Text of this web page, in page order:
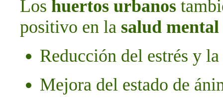
Los huertos urbanos
positivo en la salud
Reducción del estrés y la
Mejora del estado de